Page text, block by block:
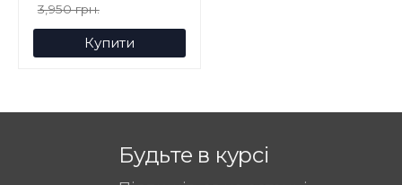
3,950 грн.
Купити
Будьте в курсі